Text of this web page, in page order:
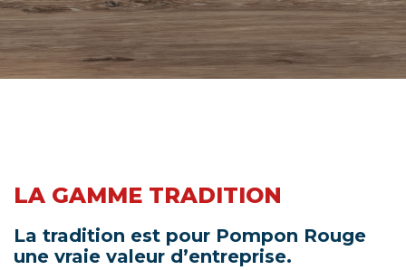
LA GAMME TRADITION
La tradition est pour Pompon Rouge
une vraie valeur d’entreprise.